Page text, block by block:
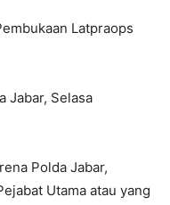
Latpraops
Jabar, Selasa
Polda Jabar,
Utama atau yang